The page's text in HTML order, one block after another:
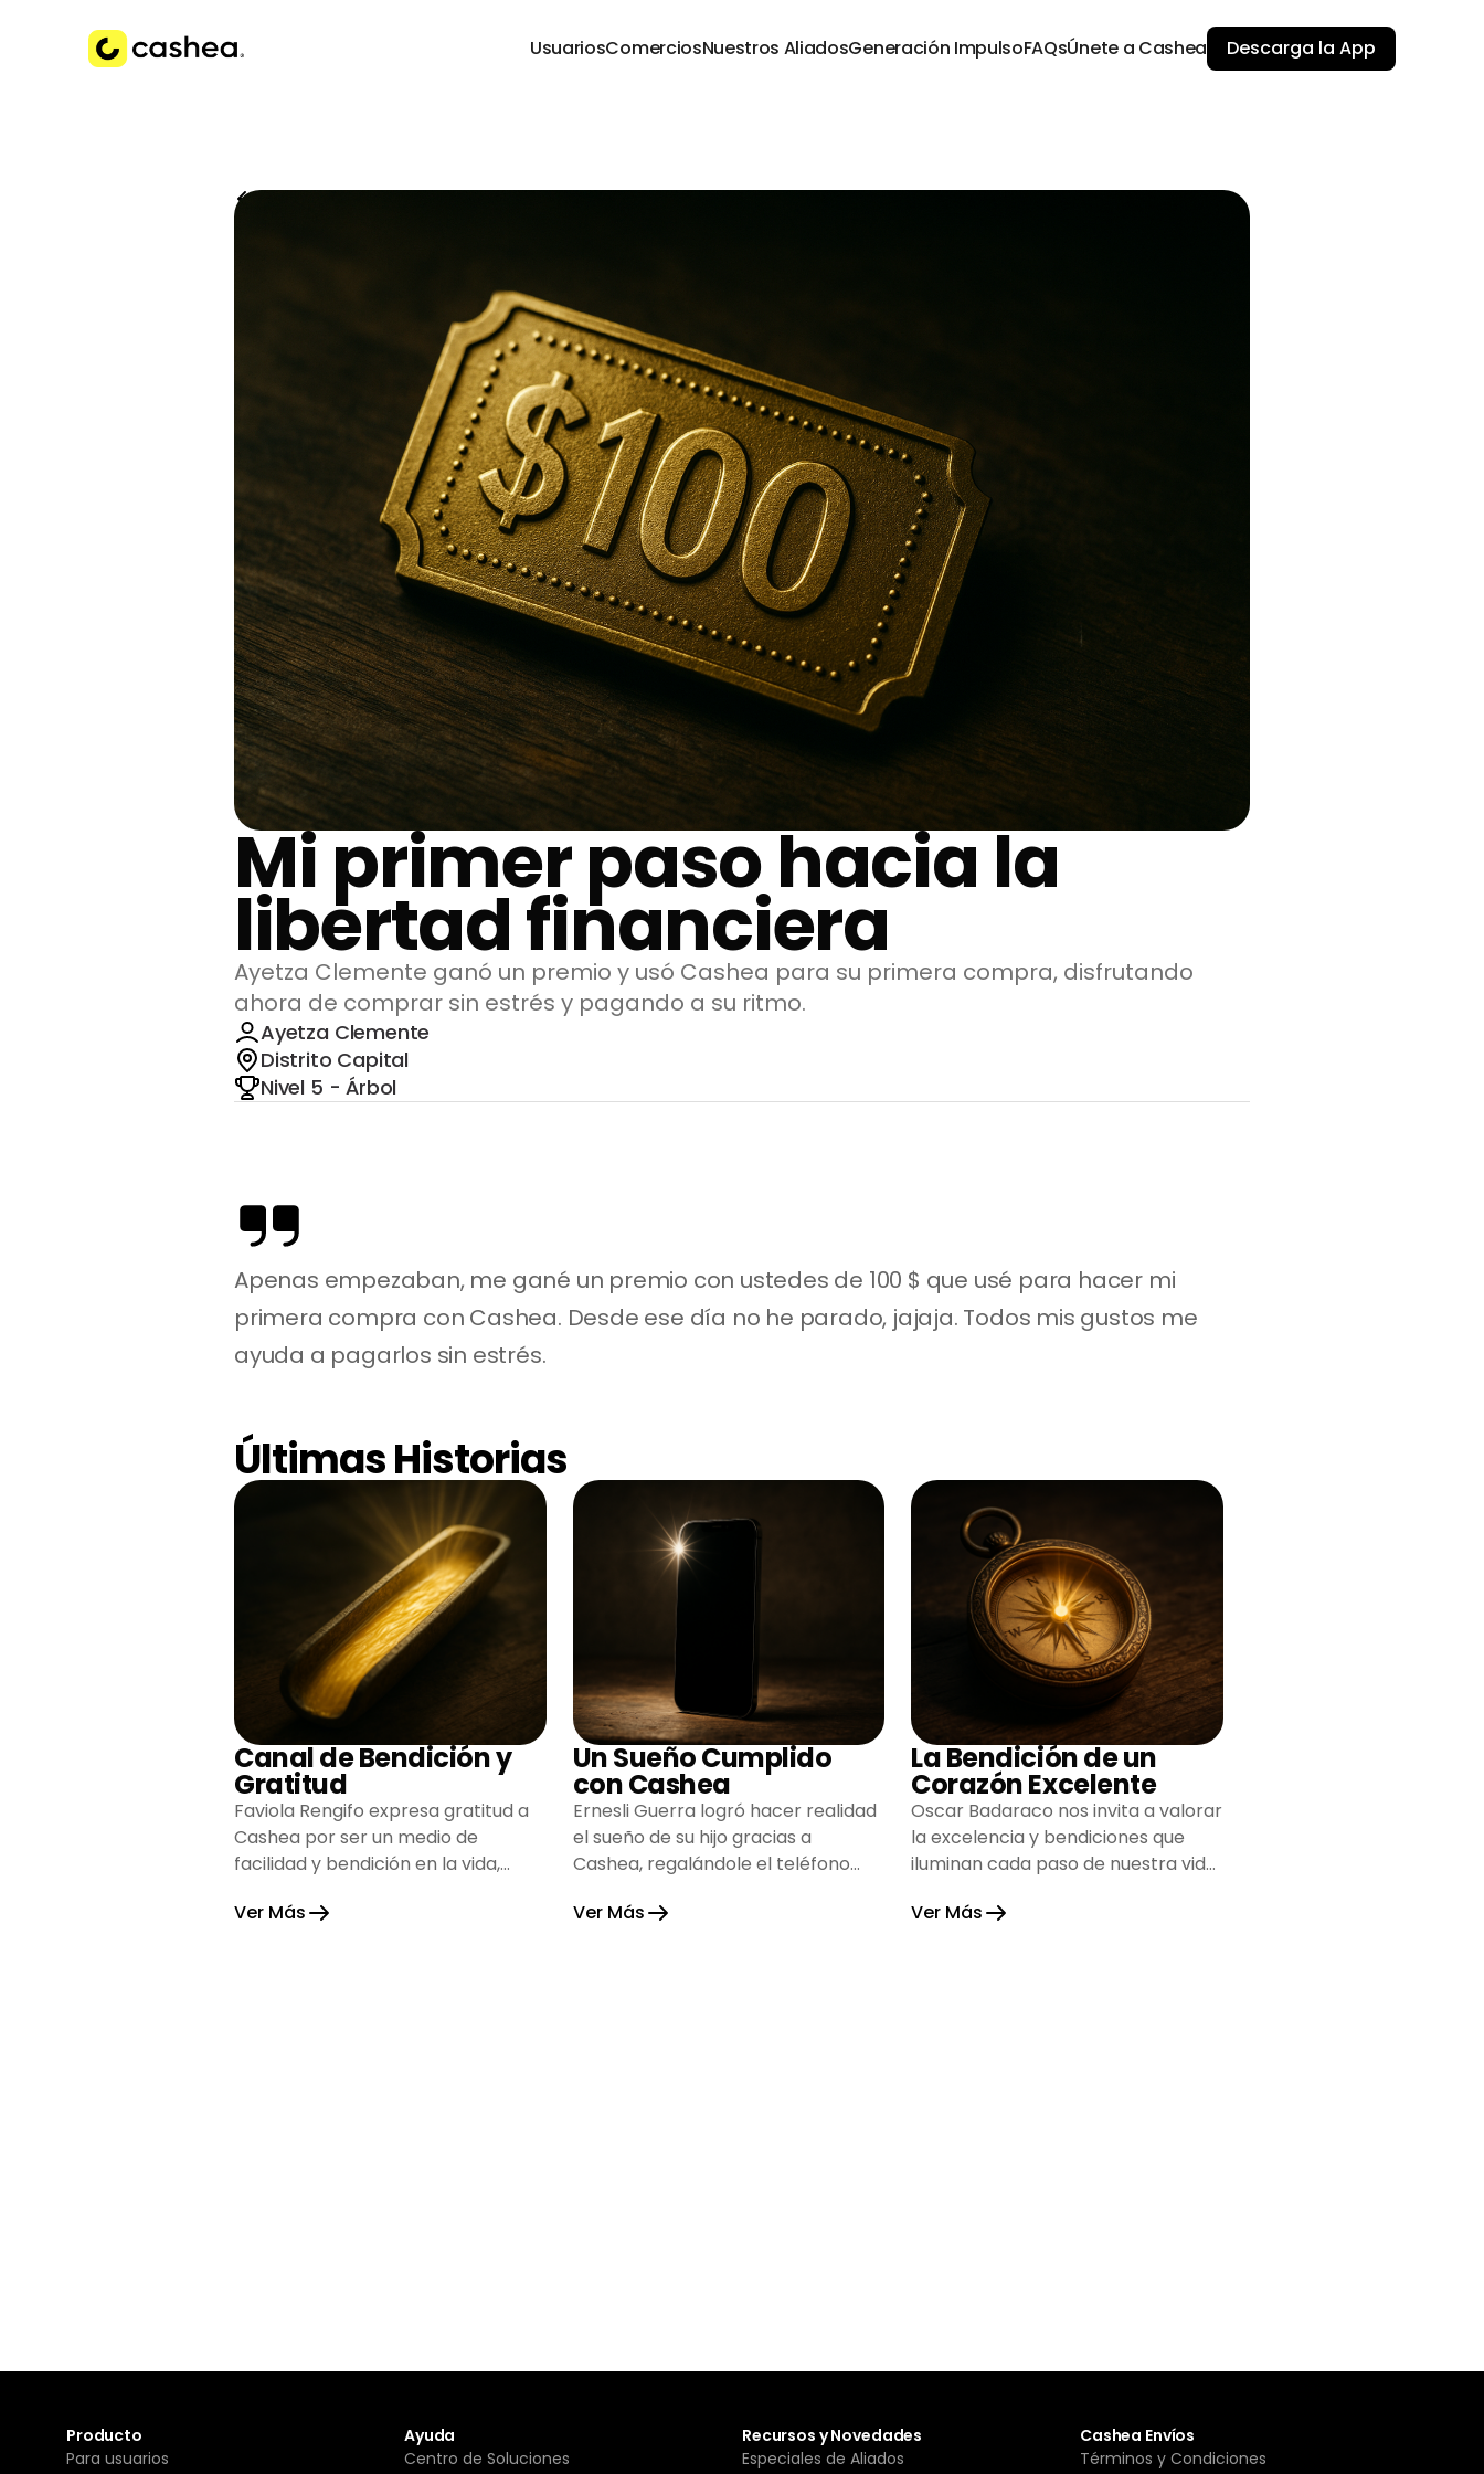
UsuariosComerciosNuestros AliadosGeneración ImpulsoFAQsÚnete a Cashea Descarga la App
Volver a Historias
Mi primer paso hacia la
libertad financiera
Ayetza Clemente ganó un premio y usó Cashea para su primera compra, disfrutando
ahora de comprar sin estrés y pagando a su ritmo.
Ayetza Clemente
Distrito Capital
Nivel 5 - Árbol
Apenas empezaban, me gané un premio con ustedes de 100 $ que usé para hacer mi
primera compra con Cashea. Desde ese día no he parado, jajaja. Todos mis gustos me
ayuda a pagarlos sin estrés.
Últimas Historias
Canal de Bendición y
Gratitud
Faviola Rengifo expresa gratitud a
Cashea por ser un medio de
facilidad y bendición en la vida,
esperanza.
Ver Más
Un Sueño Cumplido
con Cashea
Ernesli Guerra logró hacer realidad
el sueño de su hijo gracias a
Cashea, regalándole el teléfono
alegría su hogar.
Ver Más
La Bendición de un
Corazón Excelente
Oscar Badaraco nos invita a valorar
la excelencia y bendiciones que
iluminan cada paso de nuestra vida,
gratitud y fortaleza.
Ver Más
Producto
Para usuarios
Ayuda
Centro de Soluciones
Recursos y Novedades
Especiales de Aliados
Cashea Envíos
Términos y Condiciones